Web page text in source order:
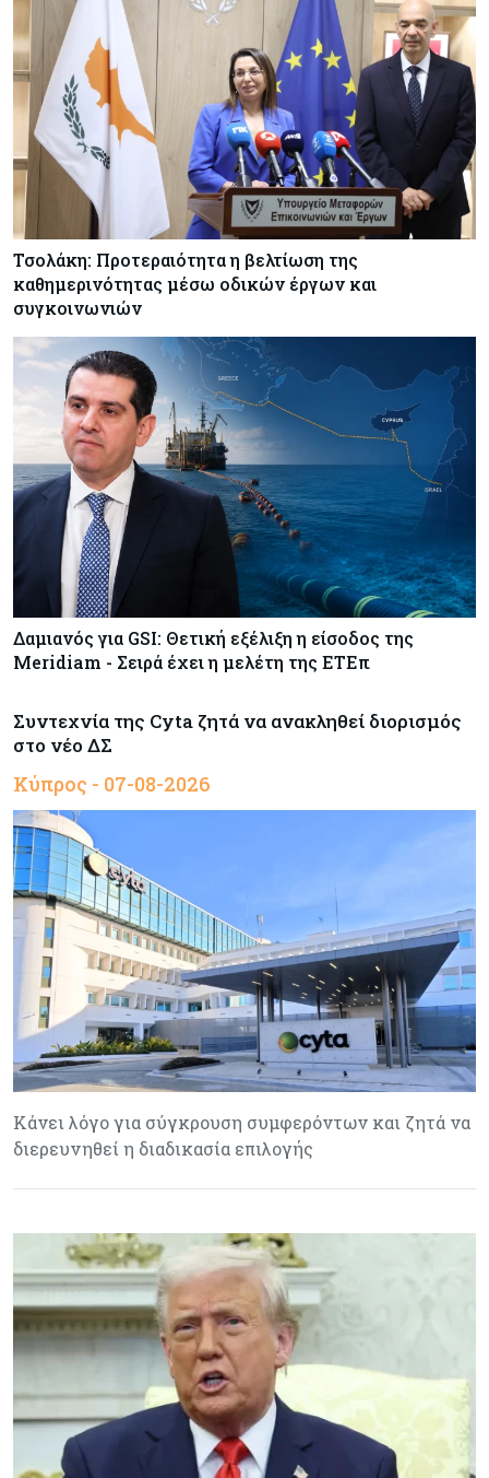
Τσολάκη: Προτεραιότητα η βελτίωση της
καθημερινότητας μέσω οδικών έργων και
συγκοινωνιών
Δαμιανός για GSI: Θετική εξέλιξη η είσοδος της
Meridiam - Σειρά έχει η μελέτη της ΕΤΕπ
Συντεχνία της Cyta ζητά να ανακληθεί διορισμός
στο νέο ΔΣ
Κύπρος - 07-08-2026
Κάνει λόγο για σύγκρουση συμφερόντων και ζητά να
διερευνηθεί η διαδικασία επιλογής